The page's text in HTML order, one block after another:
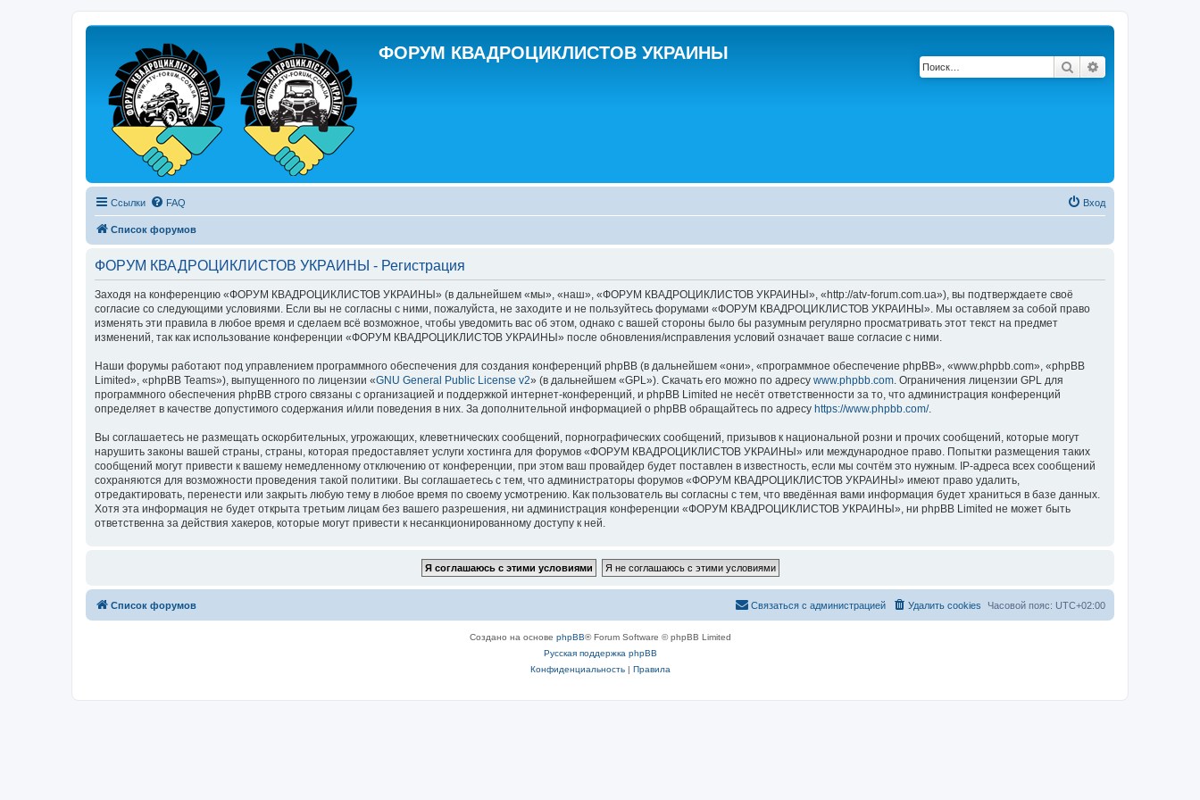
ФОРУМ КВАДРОЦИКЛИСТОВ УКРАИНЫ
Поиск
Ссылки FAQ Вход
Список форумов
ФОРУМ КВАДРОЦИКЛИСТОВ УКРАИНЫ - Регистрация
Заходя на конференцию «ФОРУМ КВАДРОЦИКЛИСТОВ УКРАИНЫ» (в дальнейшем «мы», «наш», «ФОРУМ КВАДРОЦИКЛИСТОВ УКРАИНЫ», «http://atv-forum.com.ua»), вы подтверждаете своё
согласие со следующими условиями. Если вы не согласны с ними, пожалуйста, не заходите и не пользуйтесь форумами «ФОРУМ КВАДРОЦИКЛИСТОВ УКРАИНЫ». Мы оставляем за собой право
изменять эти правила в любое время и сделаем всё возможное, чтобы уведомить вас об этом, однако с вашей стороны было бы разумным регулярно просматривать этот текст на предмет
изменений, так как использование конференции «ФОРУМ КВАДРОЦИКЛИСТОВ УКРАИНЫ» после обновления/исправления условий означает ваше согласие с ними.
Наши форумы работают под управлением программного обеспечения для создания конференций phpBB (в дальнейшем «они», «программное обеспечение phpBB», «www.phpbb.com», «phpBB
Limited», «phpBB Teams»), выпущенного по лицензии «GNU General Public License v2» (в дальнейшем «GPL»). Скачать его можно по адресу www.phpbb.com. Ограничения лицензии GPL для
программного обеспечения phpBB строго связаны с организацией и поддержкой интернет-конференций, и phpBB Limited не несёт ответственности за то, что администрация конференций
определяет в качестве допустимого содержания и/или поведения в них. За дополнительной информацией о phpBB обращайтесь по адресу https://www.phpbb.com/.
Вы соглашаетесь не размещать оскорбительных, угрожающих, клеветнических сообщений, порнографических сообщений, призывов к национальной розни и прочих сообщений, которые могут
нарушить законы вашей страны, страны, которая предоставляет услуги хостинга для форумов «ФОРУМ КВАДРОЦИКЛИСТОВ УКРАИНЫ» или международное право. Попытки размещения таких
сообщений могут привести к вашему немедленному отключению от конференции, при этом ваш провайдер будет поставлен в известность, если мы сочтём это нужным. IP-адреса всех сообщений
сохраняются для возможности проведения такой политики. Вы соглашаетесь с тем, что администраторы форумов «ФОРУМ КВАДРОЦИКЛИСТОВ УКРАИНЫ» имеют право удалить,
отредактировать, перенести или закрыть любую тему в любое время по своему усмотрению. Как пользователь вы согласны с тем, что введённая вами информация будет храниться в базе данных.
Хотя эта информация не будет открыта третьим лицам без вашего разрешения, ни администрация конференции «ФОРУМ КВАДРОЦИКЛИСТОВ УКРАИНЫ», ни phpBB Limited не может быть
ответственна за действия хакеров, которые могут привести к несанкционированному доступу к ней.
Список форумов Часовой пояс: UTC+02:00
Удалить cookies
Связаться с администрацией
Создано на основе phpBB® Forum Software © phpBB Limited
Русская поддержка phpBB
Конфиденциальность| Правила